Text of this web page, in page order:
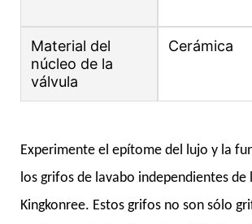
Material del
núcleo de la
válvula
Cerámica
Experimente el epítome del lujo y la
los grifos de lavabo independientes de
Kingkonree. Estos grifos no son sólo